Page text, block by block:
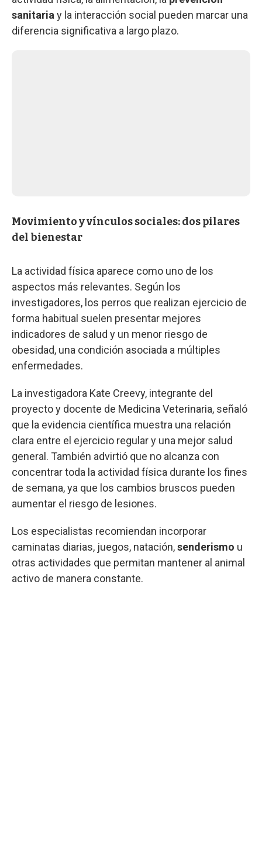
sanitaria y la interacción social pueden marcar una
diferencia significativa a largo plazo.
Movimiento y vínculos sociales: dos pilares
del bienestar
La actividad física aparece como uno de los
aspectos más relevantes. Según los
investigadores, los perros que realizan ejercicio de
forma habitual suelen presentar mejores
indicadores de salud y un menor riesgo de
obesidad, una condición asociada a múltiples
enfermedades.
La investigadora Kate Creevy, integrante del
proyecto y docente de Medicina Veterinaria, señaló
que la evidencia científica muestra una relación
clara entre el ejercicio regular y una mejor salud
general. También advirtió que no alcanza con
concentrar toda la actividad física durante los fines
de semana, ya que los cambios bruscos pueden
aumentar el riesgo de lesiones.
Los especialistas recomiendan incorporar
caminatas diarias, juegos, natación,senderismo u
otras actividades que permitan mantener al animal
activo de manera constante.